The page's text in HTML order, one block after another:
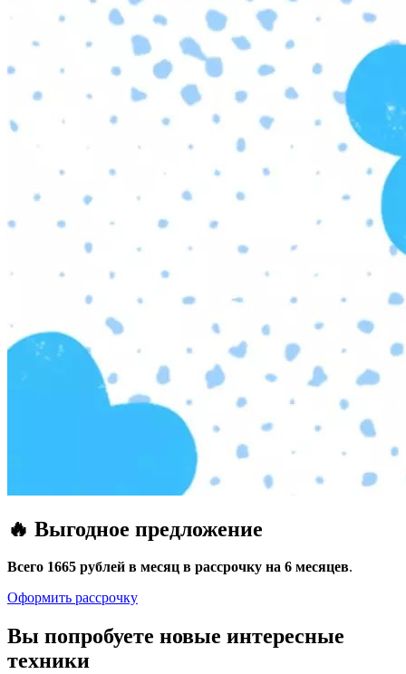
🔥 Выгодное предложение
Всего 1665 рублей в месяц в рассрочку на 6 месяцев.
Оформить рассрочку
Вы попробуете новые интересные
техники